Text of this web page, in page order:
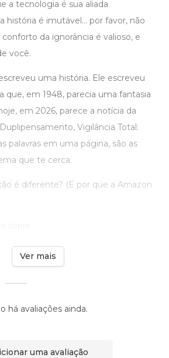
a tecnologia é sua aliada
história é imutável... por favor, não
da ignorância é valioso, e
você.
uma história. Ele escreveu
que, em 1948, parecia uma fantasia
em 2026, parece a notícia da
Vigilância Total:
palavras em uma página, são as
que te cerca.
é diferente? (E por que a Amazon
Ver mais
há avaliações ainda.
uma avaliação